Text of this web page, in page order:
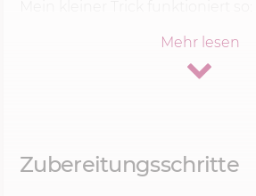
Sellerie und Porree dazu. Warum
zusammen auf
Zwiebeln längst püriert, während
Mehr lesen
Zubereitungsschritte